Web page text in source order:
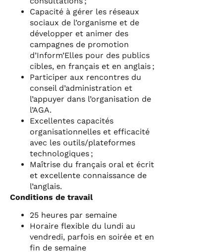
Capacité à gérer les réseaux
sociaux de l’organisme et de
développer et animer des
campagnes de promotion
d’Inform’Elles pour des publics
cibles, en français et en anglais ;
Participer aux rencontres du
conseil d’administration et
l’appuyer dans l’organisation de
l’AGA.
Excellentes capacités
organisationnelles et efficacité
avec les outils/plateformes
technologiques ;
Maîtrise du français oral et écrit
et excellente connaissance de
l’anglais.
Conditions de travail
25 heures par semaine
Horaire flexible du lundi au
vendredi, parfois en soirée et en
fin de semaine